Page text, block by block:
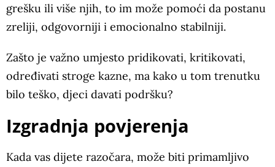
grešku ili više njih, to im može pomoći da postanu
zreliji, odgovorniji i emocionalno stabilniji.
Zašto je važno umjesto pridikovati, kritikovati,
određivati stroge kazne, ma kako u tom trenutku
bilo teško, djeci davati podršku?
Izgradnja povjerenja
Kada vas dijete razočara, može biti primamljivo